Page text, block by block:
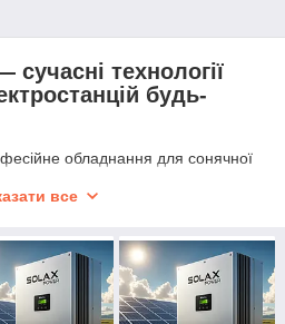
сучасні технології
будь-
обладнання для сонячної
та підтримку сучасних
із провідних світових
комерційних та
і пропонує широкий
яких задач — від невеликих
все